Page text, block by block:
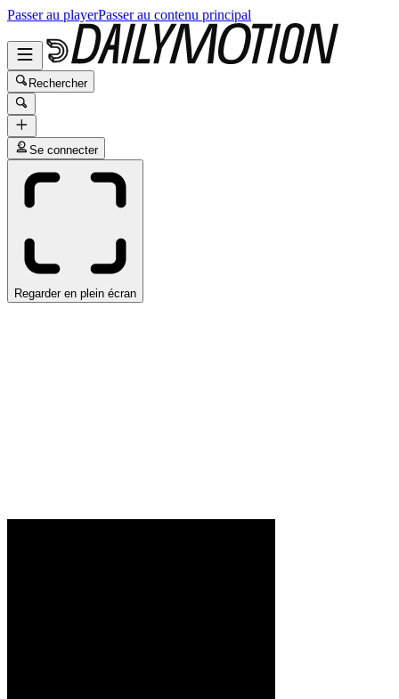
Passer au playerPasser au contenu principal
Rechercher
Se connecter
Regarder en plein écran